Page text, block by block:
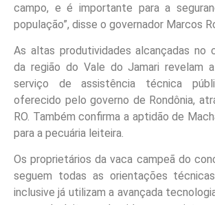
campo, e é importante para a
população”, disse o governador Marcos
As altas produtividades alcançadas no
da região do Vale do Jamari revelam
serviço de assistência técnica
oferecido pelo governo de Rondônia,
RO. Também confirma a aptidão de
para a pecuária leiteira.
Os proprietários da vaca campeã do
seguem todas as orientações
inclusive já utilizam a avançada